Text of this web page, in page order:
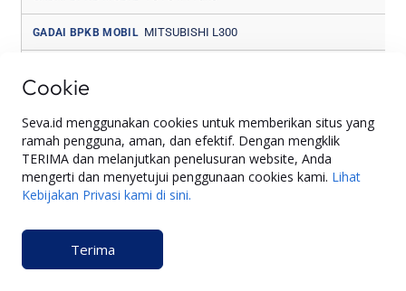
Cookie
Seva.id menggunakan cookies untuk memberikan situs yang
ramah pengguna, aman, dan efektif. Dengan mengklik
TERIMA dan melanjutkan penelusuran website, Anda
mengerti dan menyetujui penggunaan cookies kami. Lihat
Kebijakan Privasi kami di sini.
Terima
GADAI BPKB MOBIL MITSUBISHI L300
GADAI BPKB MOBIL MASERATI ALL
GADAI BPKB MOBIL MAZDA 3
GADAI BPKB MOBIL